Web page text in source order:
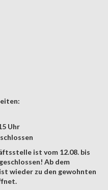
Uhr
ist vom 12.08. bis
Ab dem
wieder zu den gewohnten